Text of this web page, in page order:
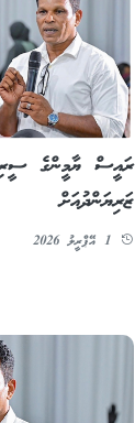
ރައީސް ޔާމީންގެ
ޒަރިޔަންދުއަށް